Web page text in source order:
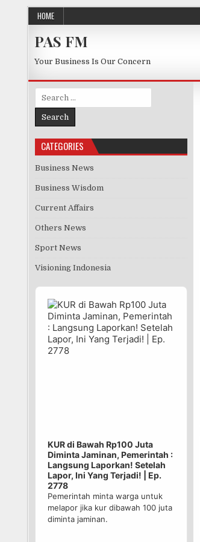
Skip to content
HOME
PAS FM
Your Business Is Our Concern
Search for:
CATEGORIES
Business News
Business Wisdom
Current Affairs
Others News
Sport News
Visioning Indonesia
Audio
Player
KUR di Bawah Rp100 Juta
Diminta Jaminan, Pemerintah :
Langsung Laporkan! Setelah
Lapor, Ini Yang Terjadi! | Ep.
2778
Pemerintah minta warga untuk
melapor jika kur dibawah 100 juta
diminta jaminan.